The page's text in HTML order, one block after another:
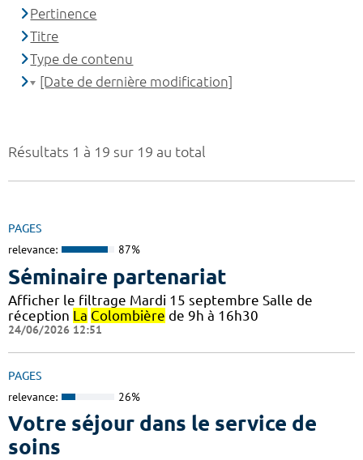
Résultats 1 à 19 sur 19 au total
PAGES
relevance: 87%
Séminaire partenariat
Afficher le filtrage Mardi 15 septembre Salle de
réception La Colombière de 9h à 16h30
24/06/2026 12:51
PAGES
relevance: 26%
Votre séjour dans le service de
soins
Pertinence
Titre
Type de contenu
[Date de dernière modification]